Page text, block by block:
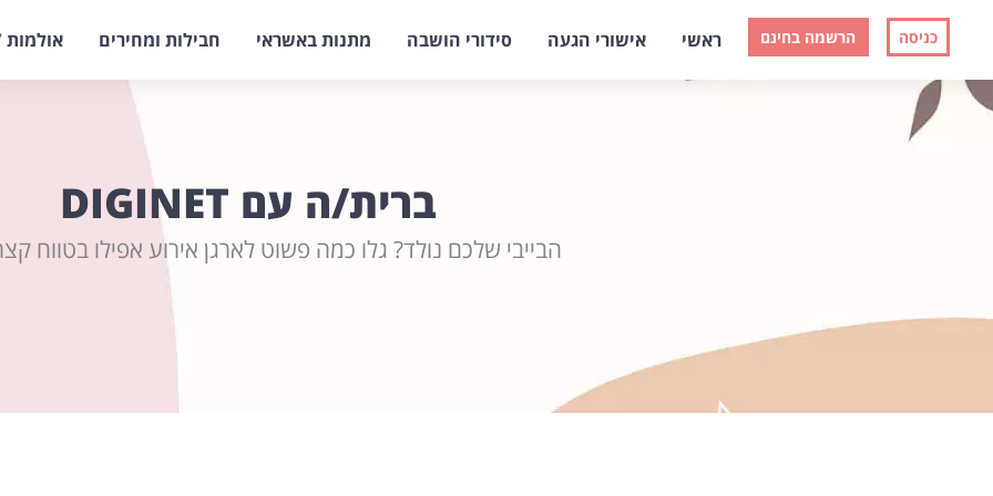
כניסה הרשמה בחינם ראשי אישורי הגעה סידורי הושבה מתנות באשראי חבילות ומחירים
ברית/ה עם DIGINET
הבייבי שלכם נולד? גלו כמה פשוט לארגן אירוע אפילו בטווח